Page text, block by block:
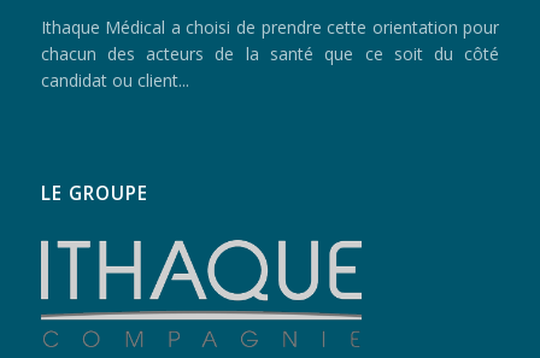
Ithaque Médical a choisi de prendre cette orientation pour
chacun des acteurs de la santé que ce soit du côté
candidat ou client...
LE GROUPE